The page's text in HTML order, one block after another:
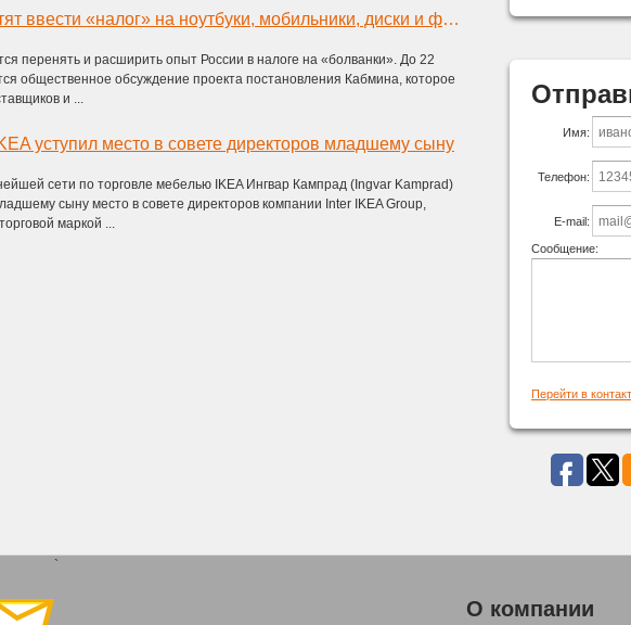
В Украине хотят ввести «налог» на ноутбуки, мобильники, диски и флешки
перенять и расширить опыт России в налоге на «болванки». До 22
общественное обсуждение проекта постановления Кабмина, которое
и ...
уступил место в совете директоров младшему сыну
сети по торговле мебелью IKEA Ингвар Кампрад (Ingvar Kamprad)
сыну место в совете директоров компании Inter IKEA Group,
маркой ...
Имя:
Телефон:
E-mail:
Сообщение:
Перейти в
`
О компании